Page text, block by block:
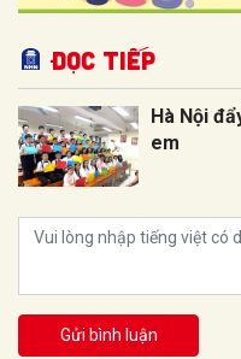
Đọc tiếp
Hà Nội
em
Gửi bình luận